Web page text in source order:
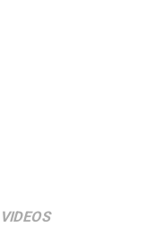
VIDEOS